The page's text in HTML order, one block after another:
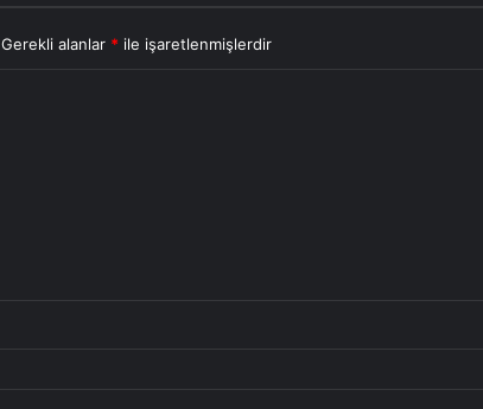
Gerekli alanlar * ile işaretlenmişlerdir